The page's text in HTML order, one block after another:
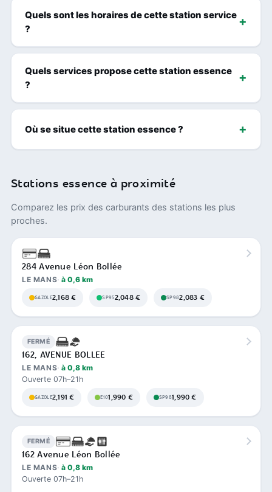
Quels sont les horaires de cette station service
?
Quels services propose cette station essence
?
Où se situe cette station essence ?
Stations essence à proximité
Comparez les prix des carburants des stations les plus
proches.
284 Avenue Léon Bollée
LE MANS à 0,6 km
GAZOLE2,168 € SP952,048 € SP982,083 €
FERMÉ
162, AVENUE BOLLEE
LE MANS à 0,8 km
Ouverte 07h–21h
GAZOLE2,191 € E101,990 € SP981,990 €
FERMÉ
162 Avenue Léon Bollée
LE MANS à 0,8 km
Ouverte 07h–21h